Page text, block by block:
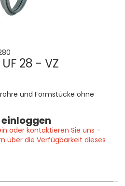
UF 28 - VZ
und Formstücke ohne
oder kontaktieren Sie uns -
über die Verfügbarkeit dieses